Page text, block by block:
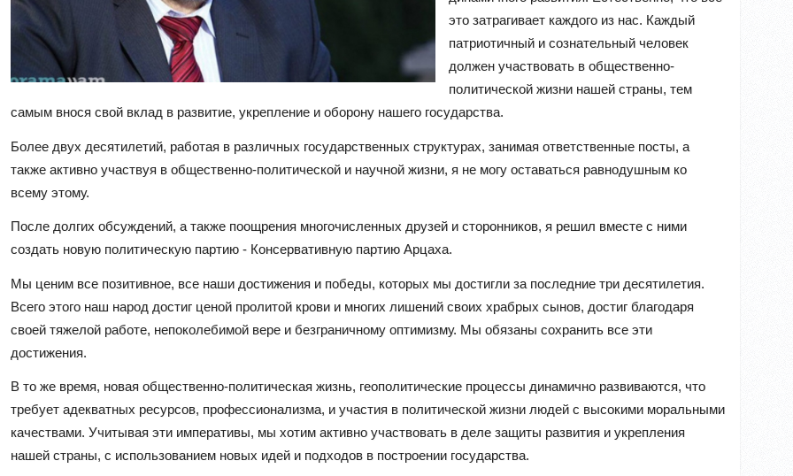
это затрагивает каждого из нас. Каждый
патриотичный и сознательный человек
должен участвовать в общественно-
политической жизни нашей страны, тем
самым внося свой вклад в развитие, укрепление и оборону нашего государства.
Более двух десятилетий, работая в различных государственных структурах, занимая ответственные посты, а
также активно участвуя в общественно-политической и научной жизни, я не могу оставаться равнодушным ко
всему этому.
После долгих обсуждений, а также поощрения многочисленных друзей и сторонников, я решил вместе с ними
создать новую политическую партию - Консервативную партию Арцаха.
Мы ценим все позитивное, все наши достижения и победы, которых мы достигли за последние три десятилетия.
Всего этого наш народ достиг ценой пролитой крови и многих лишений своих храбрых сынов, достиг благодаря
своей тяжелой работе, непоколебимой вере и безграничному оптимизму. Мы обязаны сохранить все эти
достижения.
В то же время, новая общественно-политическая жизнь, геополитические процессы динамично развиваются, что
требует адекватных ресурсов, профессионализма, и участия в политической жизни людей с высокими моральными
качествами. Учитывая эти императивы, мы хотим активно участвовать в деле защиты развития и укрепления
нашей страны, с использованием новых идей и подходов в построении государства.